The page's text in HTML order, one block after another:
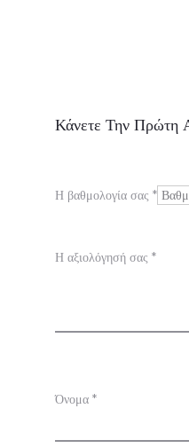
Α
ι
λ
ε
Κάνετε Την Πρώτη
Η βαθμολογία σας *
Η αξιολόγησή σας *
Όνομα *